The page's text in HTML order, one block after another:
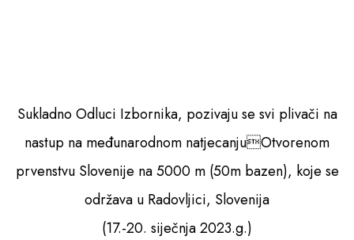
Kontakt
Pristup informacijama
Sukladno Odluci Izbornika, pozivaju se svi plivači na
nastup na međunarodnom natjecanjuOtvorenom
prvenstvu Slovenije na 5000 m (50m bazen), koje se
održava u Radovljici, Slovenija
(17.-20. siječnja 2023.g.)